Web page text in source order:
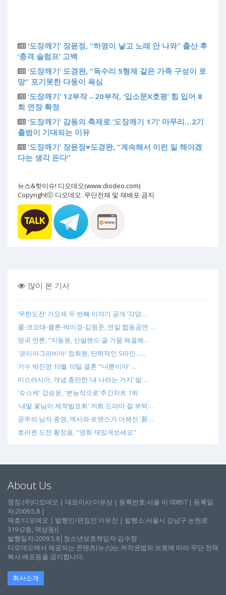
‘도장깨기’ 장윤정, “하영이 낳고 노래 안 나와” 출산 후
‘충격 슬럼프’ 고백
‘도장깨기’ 도경완, “독수리 5형제 같은 가족 구성이 로
망” 포기못한 다둥이 욕심
‘도장깨기’ 12부작→20부작, ‘입소문X호평’ 힘 입어 8
회 연장 확정
‘도장깨기’ 감동의 축제로 ‘도장깨기 1기’ 마무리…2기
출범이 기대되는 이유
‘도장깨기’ 장윤정♥도경완, “계속해서 이런 일 해야겠
다는 생각 든다”
뉴스&핫이슈! 디오데오(www.diodeo.com)
Copyrightⓒ 디오데오. 무단전재 및 재배포 금지
많이 본 기사
‘무한도전’ 가요제 두 번째 이야기 공개 ‘각양…
쿨-코요태-클론-박미경-김원준, 연말 합동공연 …
영국 언론, “지동원, 선덜랜드 골 가뭄 해결해…
'코리아그라비아' 정희원, 탄력적인 S라인...…
가수 박진영 10월 10일 결혼 “‘너뿐이야’ …
미스러시아, 개념 충만한 ‘내 나라는 거지’ 발…
'슈스케' 강승윤, '본능적으로'주간차트 1위
'내딸 꽃님이 제작발표회' 저희 드라마 잘 부탁…
공주의 남자 종영, 역사와 로맨스가 더해진 '新…
호러퀸 도전 황정음, "영화 재밌게보세요"
About Us
명칭:(주)디오데오 | 대표이사:이유상 | 등록번호:서울 아 00857 | 등록일
자:2009.5.8 |
제호:디오데오 | 발행인/편집인:이유찬 | 발행소:서울시 강남구 논현로
319 (2층, 역삼동)│
발행일자:2009.5.8│청소년보호책임자:김수정
디오데오에서 제공되는 콘텐츠(뉴스)는 저작권법의 보호에 따라 무단 전재
복사 배포등을 금지합니다.
회사소개